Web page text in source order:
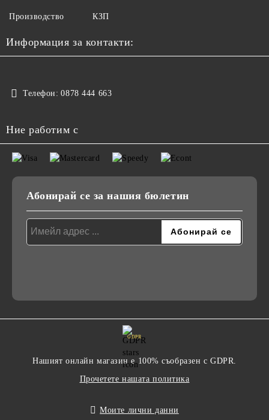
Производство КЗП
Информация за контакти:
Телефон: 0878 444 663
Ние работим с
Абонирай се за нашия бюлетин
GDPR
Нашият онлайн магазин е 100% съобразен с GDPR.
Прочетете нашата политика
Моите лични данни